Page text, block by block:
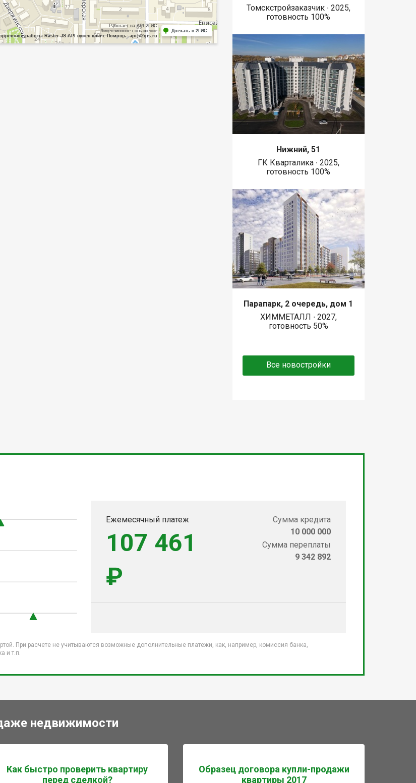
Работает на API 2ГИС
Лицензионное соглашение
работы Raster JS API нужен ключ. Помощь: api@2gis.ru
Доехать с 2ГИС
Томскстройзаказчик ∙ 2025,
готовность 100%
Нижний, 51
ГК Кварталика ∙ 2025,
готовность 100%
Парапарк, 2 очередь, дом 1
ХИММЕТАЛЛ ∙ 2027,
готовность 50%
Все новостройки
Ежемесячный платеж
107 461
₽
Сумма кредита
10 000 000
Сумма переплаты
9 342 892
При расчете не учитываются возможные дополнительные платежи, как, например, комиссия банка,
и т.п.
недвижимости
Как быстро проверить квартиру
перед сделкой?
Образец договора купли-продажи
квартиры 2017